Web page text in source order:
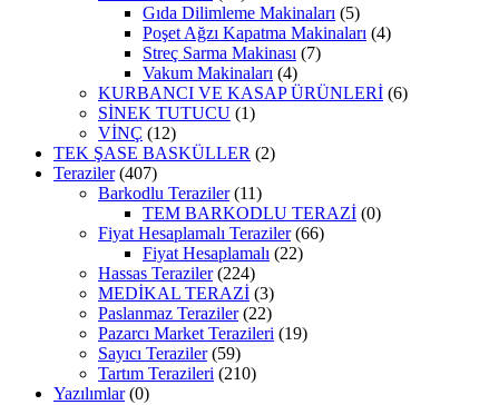
Gıda Dilimleme Makinaları (5)
Poşet Ağzı Kapatma Makinaları (4)
Streç Sarma Makinası (7)
Vakum Makinaları (4)
KURBANCI VE KASAP ÜRÜNLERİ (6)
SİNEK TUTUCU (1)
VİNÇ (12)
TEK ŞASE BASKÜLLER (2)
Teraziler (407)
Barkodlu Teraziler (11)
TEM BARKODLU TERAZİ (0)
Fiyat Hesaplamalı Teraziler (66)
Fiyat Hesaplamalı (22)
Hassas Teraziler (224)
MEDİKAL TERAZİ (3)
Paslanmaz Teraziler (22)
Pazarcı Market Terazileri (19)
Sayıcı Teraziler (59)
Tartım Terazileri (210)
Yazılımlar (0)